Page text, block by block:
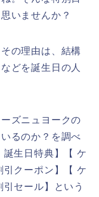
いませんか？
の理由は、結構
どを誕生日の人
ズニュヨークの
るのか？を調べ
誕生日特典】【 ケ
クーポン】【 ケ
セール】という